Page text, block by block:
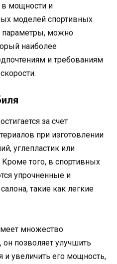
в мощности и
моделей спортивных
параметры, можно
наиболее
и требованиям
за счет
при изготовлении
углепластик или
того, в спортивных
упрочненные и
такие как легкие
множество
позволяет улучшить
и увеличить его мощность,